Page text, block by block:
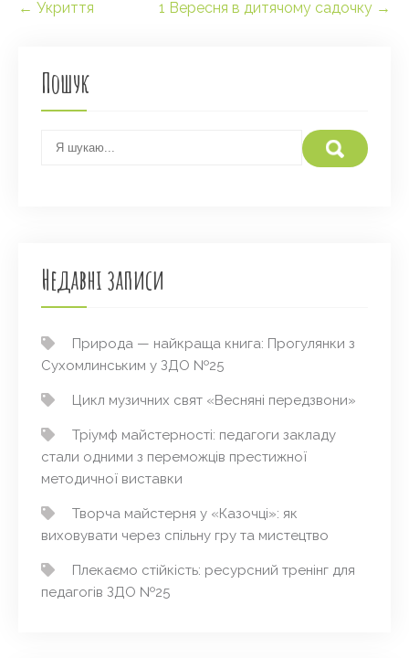
navigation
← Укриття 1 Вересня в дитячому садочку →
Пошук
Недавні записи
Природа — найкраща книга: Прогулянки з
Сухомлинським у ЗДО №25
Цикл музичних свят «Весняні передзвони»
Тріумф майстерності: педагоги закладу
стали одними з переможців престижної
методичної виставки
Творча майстерня у «Казочці»: як
виховувати через спільну гру та мистецтво
Плекаємо стійкість: ресурсний тренінг для
педагогів ЗДО №25